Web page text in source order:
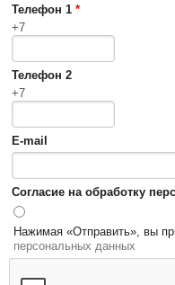
Телефон 1 *
+7
Телефон 2
+7
E-mail
Согласие на обработку
Нажимая «Отправить», вы
персональных данных